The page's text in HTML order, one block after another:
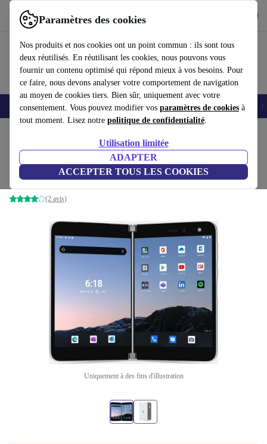
Paramètres des cookies
Nos produits et nos cookies ont un point commun : ils sont tous
deux réutilisés. En réutilisant les cookies, nous pouvons vous
fournir un contenu optimisé qui répond mieux à vos besoins. Pour
ce faire, nous devons analyser votre comportement de navigation
au moyen de cookies tiers. Bien sûr, uniquement avec votre
consentement. Vous pouvez modifier vos paramètres de cookies à
tout moment. Lisez notre politique de confidentialité.
Utilisation limitée
ADAPTER
ACCEPTER TOUS LES COOKIES
Utilisez refurbed rapidement et facilement
Smartphones Laptops Tablettes Montres connectées Accessoires
Microsoft Surface Duo
6 GB | 128 GB | Dual-SIM | blanc
(2 avis)
Uniquement à des fins d'illustration